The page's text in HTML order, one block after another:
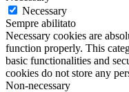
Necessary
Sempre abilitato
Necessary cookies are
function properly. This
basic functionalities and
cookies do not store any
Non-necessary